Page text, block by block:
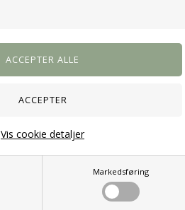
Markedsføring
Vis cookie detaljer
799,00 DKK
1.149,00